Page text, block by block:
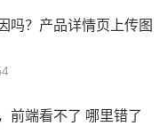
吗？产品详情页上传图
前端看不了 哪里错了